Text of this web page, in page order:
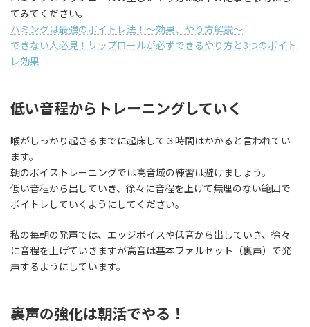
てみてください。
ハミングは最強のボイトレ法！〜効果、やり方解説〜
できない人必見！リップロールが必ずできるやり方と3つのボイト
レ効果
低い音程からトレーニングしていく
喉がしっかり起きるまでに起床して３時間はかかると言われてい
ます。
朝のボイストレーニングでは高音域の練習は避けましょう。
低い音程から出していき、徐々に音程を上げて無理のない範囲で
ボイトレしていくようにしてください。
私の毎朝の発声では、エッジボイスや低音から出していき、徐々
に音程を上げていきますが高音は基本ファルセット（裏声）で発
声するようにしています。
裏声の強化は朝活でやる！